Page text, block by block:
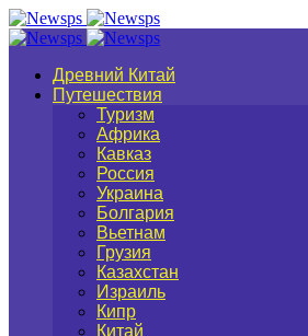
Древний Китай
Путешествия
Туризм
Африка
Кавказ
Россия
Украина
Болгария
Вьетнам
Грузия
Казахстан
Израиль
Кипр
Китай